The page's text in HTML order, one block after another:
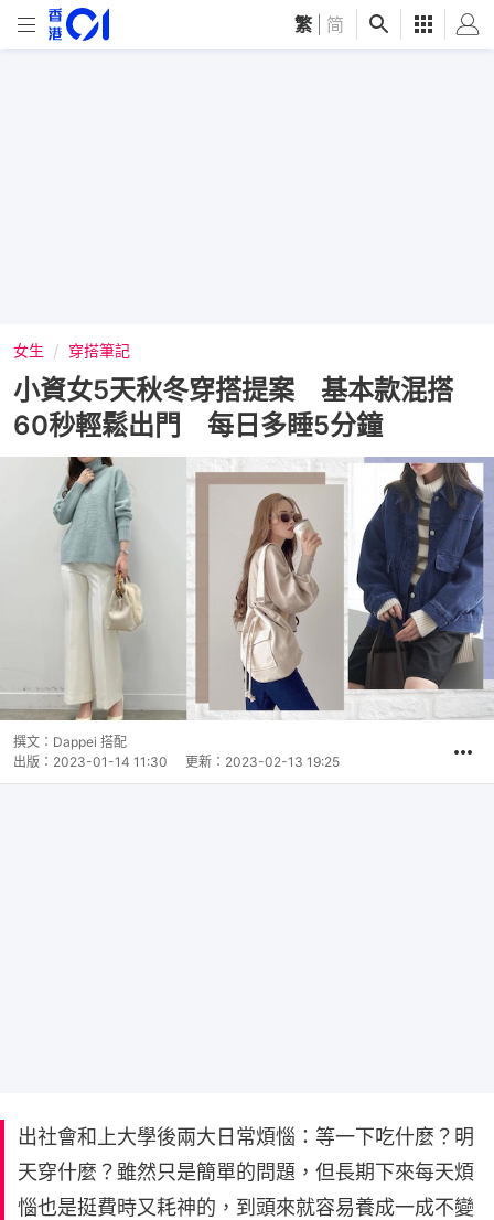
繁 简
女生 穿搭筆記
小資女5天秋冬穿搭提案 基本款混搭
60秒輕鬆出門 每日多睡5分鐘
撰文： Dappei 搭配
出版： 2023-01-14 11:30 更新： 2023-02-13 19:25
出社會和上大學後兩大日常煩惱：等一下吃什麼？明
天穿什麼？雖然只是簡單的問題，但長期下來每天煩
惱也是挺費時又耗神的，到頭來就容易養成一成不變